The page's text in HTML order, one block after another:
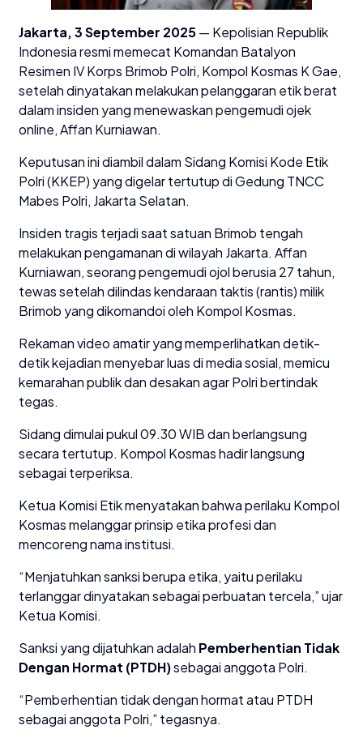
Jakarta, 3 September 2025— Kepolisian Republik
Indonesia resmi memecat Komandan Batalyon
Resimen IV Korps Brimob Polri, Kompol Kosmas K Gae,
setelah dinyatakan melakukan pelanggaran etik berat
dalam insiden yang menewaskan pengemudi ojek
online, Affan Kurniawan.
Keputusan ini diambil dalam Sidang Komisi Kode Etik
Polri (KKEP) yang digelar tertutup di Gedung TNCC
Mabes Polri, Jakarta Selatan.
Insiden tragis terjadi saat satuan Brimob tengah
melakukan pengamanan di wilayah Jakarta. Affan
Kurniawan, seorang pengemudi ojol berusia 27 tahun,
tewas setelah dilindas kendaraan taktis (rantis) milik
Brimob yang dikomandoi oleh Kompol Kosmas.
Rekaman video amatir yang memperlihatkan detik-
detik kejadian menyebar luas di media sosial, memicu
kemarahan publik dan desakan agar Polri bertindak
tegas.
Sidang dimulai pukul 09.30 WIB dan berlangsung
secara tertutup. Kompol Kosmas hadir langsung
sebagai terperiksa.
Ketua Komisi Etik menyatakan bahwa perilaku Kompol
Kosmas melanggar prinsip etika profesi dan
mencoreng nama institusi.
“Menjatuhkan sanksi berupa etika, yaitu perilaku
terlanggar dinyatakan sebagai perbuatan tercela,” ujar
Ketua Komisi.
Sanksi yang dijatuhkan adalah Pemberhentian Tidak
Dengan Hormat (PTDH)sebagai anggota Polri.
“Pemberhentian tidak dengan hormat atau PTDH
sebagai anggota Polri,” tegasnya.